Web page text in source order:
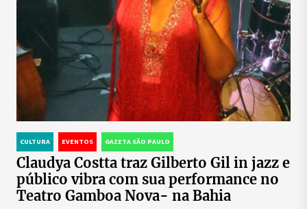
CULTURA EVENTOS GAZETA SÃO PAULO
Claudya Costta traz Gilberto Gil in jazz e
público vibra com sua performance no
Teatro Gamboa Nova- na Bahia